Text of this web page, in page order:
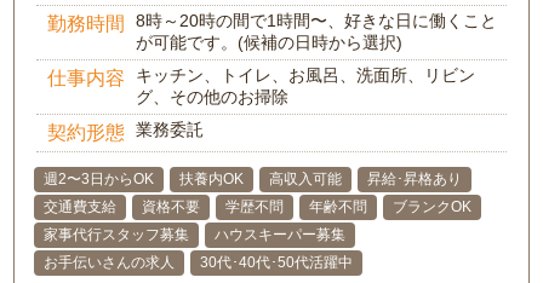
勤務時間
8時～20時の間で1時間〜、好きな日に働くこと
が可能です。(候補の日時から選択)
仕事内容
キッチン、トイレ、お風呂、洗面所、リビン
グ、その他のお掃除
契約形態 業務委託
週2〜3日からOK 扶養内OK 高収入可能
昇給･昇格あり
交通費支給
資格不要 学歴不問 年齢不問
ブランクOK
家事代行スタッフ募集
ハウスキーパー募集
お手伝いさんの求人
30代･40代･50代活躍中